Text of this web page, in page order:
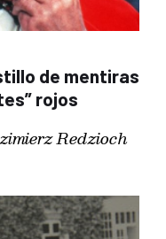
de mentiras
rojos
Redzioch